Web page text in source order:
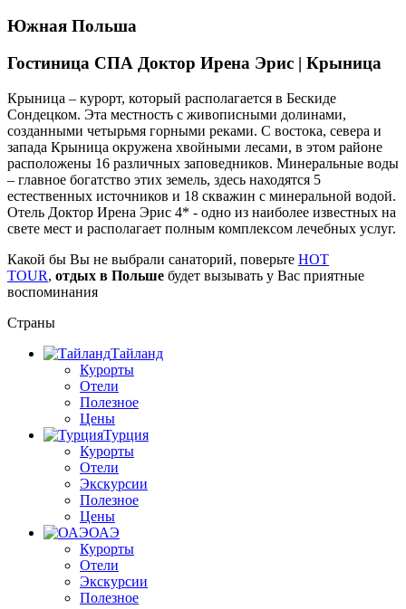
Южная Польша
Гостиница СПА Доктор Ирена Эрис | Крыница
Крыница – курорт, который располагается в Бескиде
Сондецком. Эта местность с живописными долинами,
созданными четырьмя горными реками. С востока, севера и
запада Крыница окружена хвойными лесами, в этом районе
расположены 16 различных заповедников. Минеральные воды
– главное богатство этих земель, здесь находятся 5
естественных источников и 18 скважин с минеральной водой.
Отель Доктор Ирена Эрис 4* - одно из наиболее известных на
свете мест и располагает полным комплексом лечебных услуг.
Какой бы Вы не выбрали санаторий, поверьте HOT
TOUR, отдых в Польше будет вызывать у Вас приятные
воспоминания
Страны
Тайланд
Курорты
Отели
Полезное
Цены
Турция
Курорты
Отели
Экскурсии
Полезное
Цены
ОАЭ
Курорты
Отели
Экскурсии
Полезное